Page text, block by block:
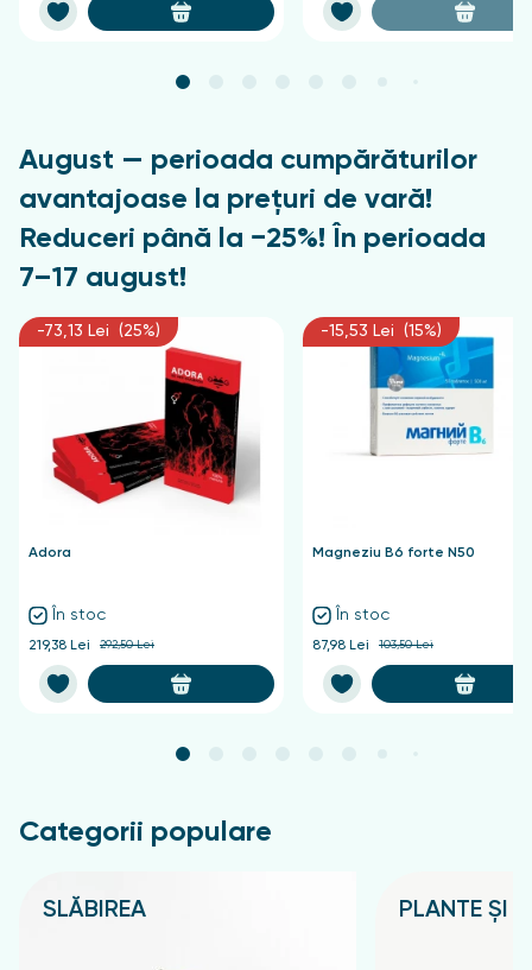
August — perioada cumpărăturilor
avantajoase la prețuri de vară!
Reduceri până la −25%! În perioada
7–17 august!
-73,13 Lei (25%)
Adora
În stoc
219,38 Lei 292,50 Lei
-15,53 Lei (15%)
Magneziu B6 forte N50
În stoc
87,98 Lei 103,50 Lei
Categorii populare
SLĂBIREA PLANTE ȘI